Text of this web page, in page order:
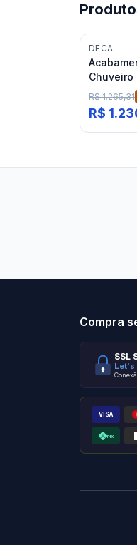
DECA
Chuveiro
R$ 1.265,31
R$
Compra
SSL
Let's
VISA
PIX